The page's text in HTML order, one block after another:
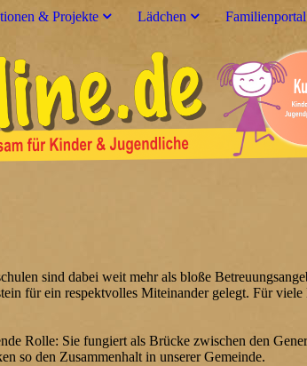
& Projekte Lädchen Familienportal
sind dabei weit mehr als bloße
für ein respektvolles Miteinander gelegt. Für
Rolle: Sie fungiert als Brücke zwischen den
so den Zusammenhalt in unserer Gemeinde.